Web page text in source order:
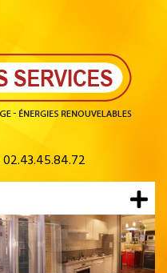
02.43.45.84.72